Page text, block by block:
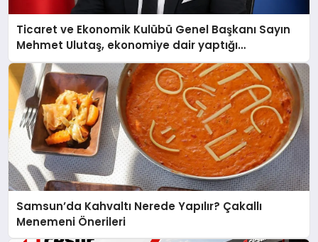
Ticaret ve Ekonomik Kulübü Genel Başkanı Sayın
Mehmet Ulutaş, ekonomiye dair yaptığı
açıklamada şunları kaydetti:
Samsun’da Kahvaltı Nerede Yapılır? Çakallı
Menemeni Önerileri